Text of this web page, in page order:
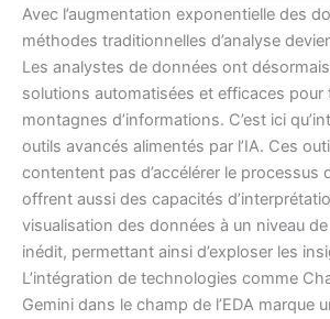
Avec l’augmentation exponentielle des
méthodes traditionnelles d’analyse
Les analystes de données ont
solutions automatisées et efficaces pour
montagnes d’informations. C’est ici
outils avancés alimentés par l’IA. Ces
contentent pas d’accélérer le processus
offrent aussi des capacités
visualisation des données à un niveau
inédit, permettant ainsi d’exploser les
L’intégration de technologies comme
Gemini dans le champ de l’EDA marque